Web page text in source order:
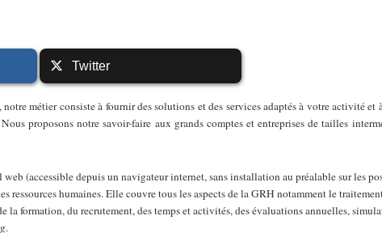
Twitter
métier consiste à fournir des solutions et des services adaptés à votre activité et
proposons notre savoir-faire aux grands comptes et entreprises de tailles
(accessible depuis un navigateur internet, sans installation au préalable sur les
ressources humaines. Elle couvre tous les aspects de la GRH notamment le
la formation, du recrutement, des temps et activités, des évaluations annuelles,